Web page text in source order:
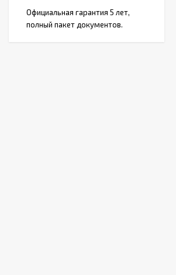
Официальная гарантия 5 лет,
полный пакет документов.